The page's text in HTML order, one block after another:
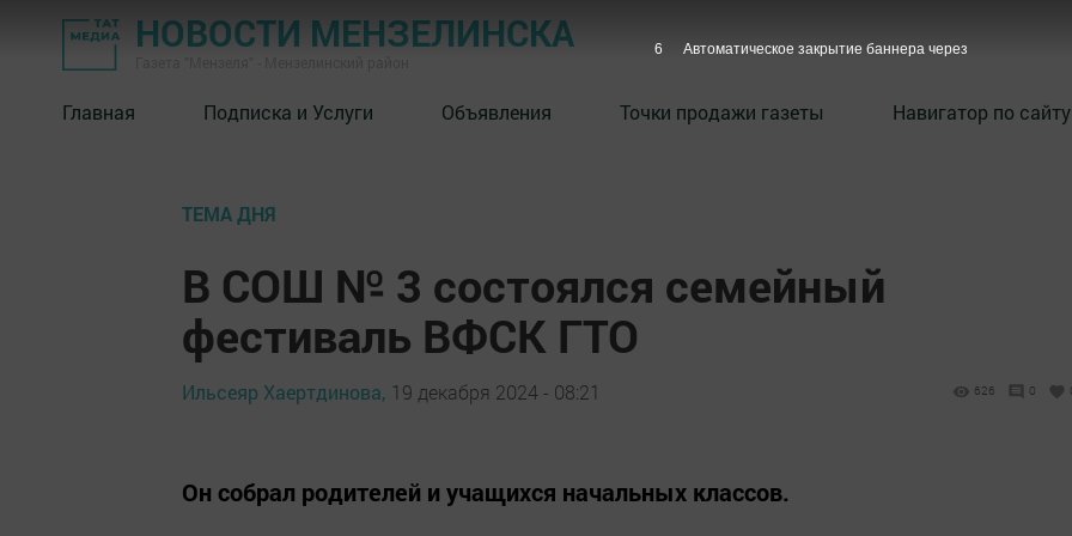
НОВОСТИ МЕНЗЕЛИНСКА
Главная Подписка и Услуги Объявления Точки продажи газеты Навигатор по сайту
ТЕМА ДНЯ
В СОШ № 3 состоялся семейный
фестиваль ВФСК ГТО
Ильсеяр Хаертдинова, 19 декабря 2024 - 08:21 626 0
Он собрал родителей и учащихся начальных классов.
5 Автоматическое закрытие баннера через